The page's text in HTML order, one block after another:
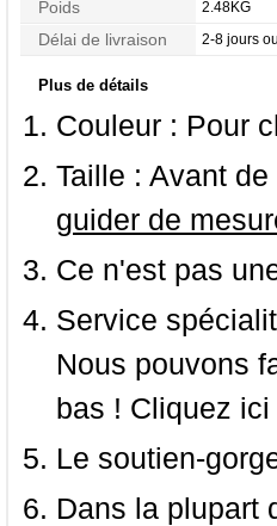
Morphologie
Tailles
Poids 2.48KG
Délai de livraison 2-8 jours
Plus de détails
Couleur : Pour
Taille : Avant
guider de
Ce n'est pas
Service
Nous pouvons
bas ! Cliquez
Le soutien-
Dans la plupart